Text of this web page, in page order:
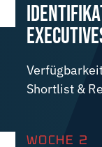
Shortlist &
WOCHE 2